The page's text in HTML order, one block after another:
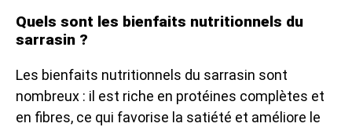
Quels sont les bienfaits nutritionnels du
sarrasin ?
Les bienfaits nutritionnels du sarrasin sont
nombreux : il est riche en protéines complètes et
en fibres, ce qui favorise la satiété et améliore le